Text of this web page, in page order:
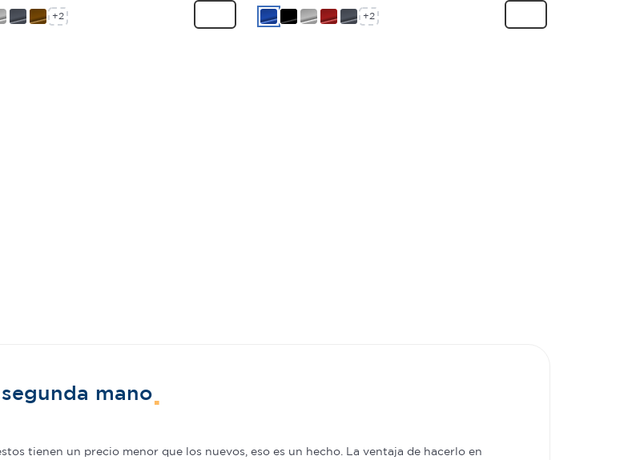
+2 +2
mano
tienen un precio menor que los nuevos, eso es un hecho. La ventaja de hacerlo en